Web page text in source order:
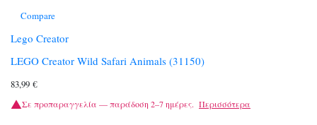
Compare
Lego Creator
LEGO Creator Wild Safari Animals (31150)
83,99 €
Σε προπαραγγελία — παράδοση 2–7 ημέρες. Περισσότερα